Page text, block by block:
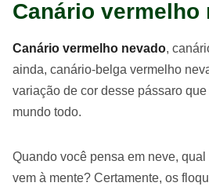
Canário vermelho
Canário vermelho nevado,
ainda, canário-belga vermelho
variação de cor desse pássaro
mundo todo.
Quando você pensa em neve,
vem à mente? Certamente, os